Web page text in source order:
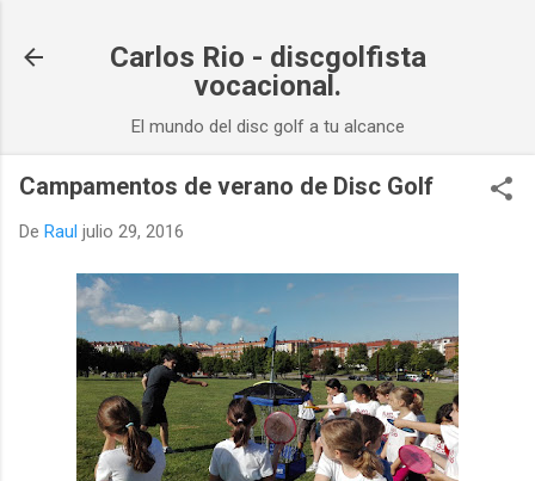
Carlos Rio - discgolfista
vocacional.
El mundo del disc golf a tu alcance
Campamentos de verano de Disc Golf
De Raul julio 29, 2016